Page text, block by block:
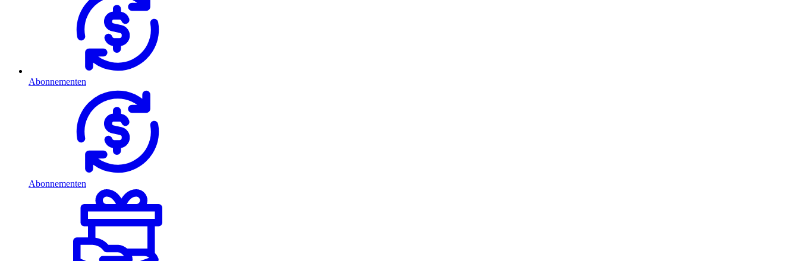
Abonnementen
Abonnementen